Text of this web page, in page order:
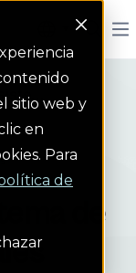
sitio web y
en
Para
de
de